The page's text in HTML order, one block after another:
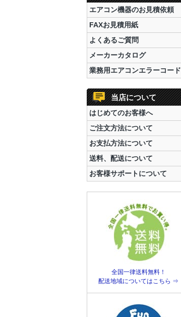
エアコン機器のお見積依頼
FAXお見積用紙
よくあるご質問
メーカーカタログ
業務用エアコンエラーコード
当店について
はじめてのお客様へ
ご注文方法について
お支払方法について
送料、配送について
お客様サポートについて
全国一律送料無料！
配送地域についてはこちら ⇒